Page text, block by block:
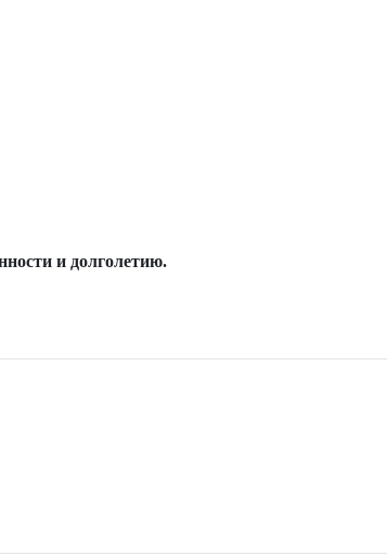
и долголетию.